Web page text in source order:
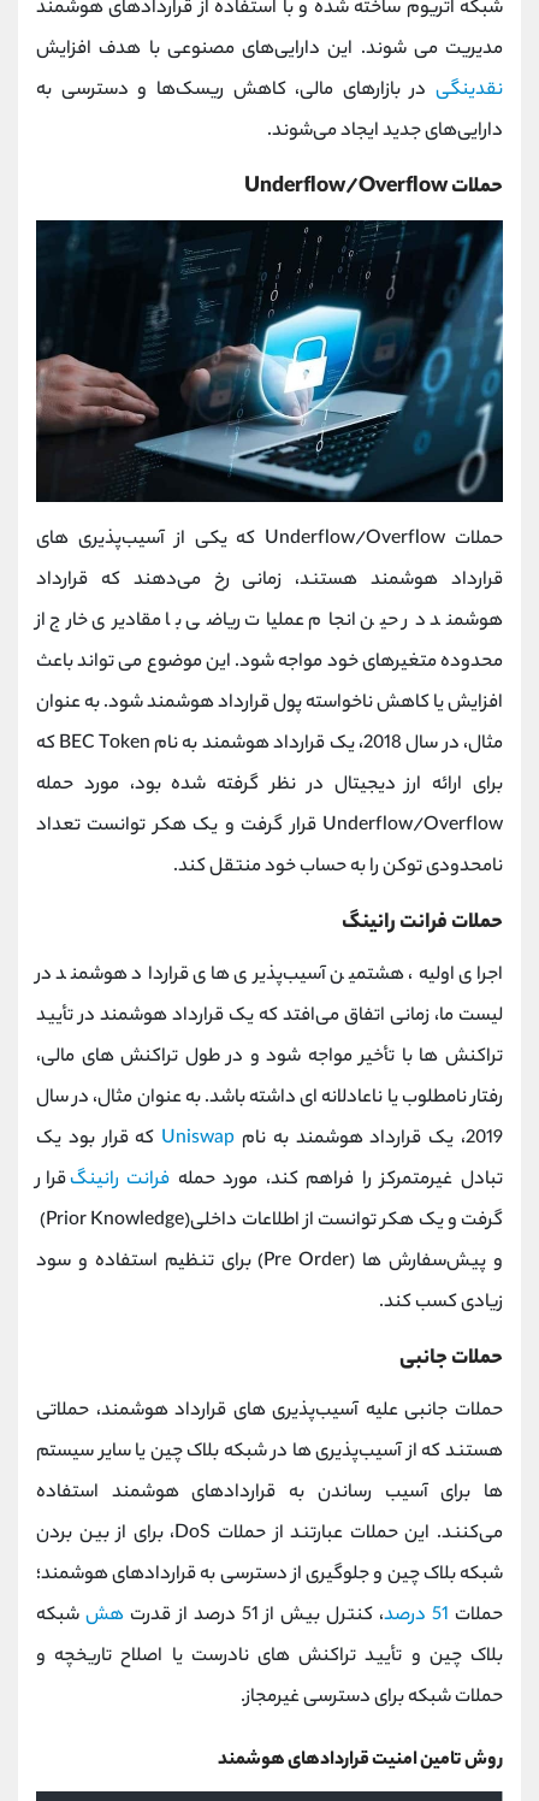
شبکه اتریوم ساخته شده و با استفاده از قراردادهای هوشمند
مدیریت می شوند. این دارایی‌های مصنوعی با هدف افزایش
نقدینگی در بازارهای مالی، کاهش ریسک‌ها و دسترسی به
دارایی‌های جدید ایجاد می‌شوند.
حملاتUnderflow/Overflow
حملات Underflow/Overflow که یکی از آسیب‌پذیری‌ های
قرارداد هوشمند هستند، زمانی رخ می‌دهند که قرارداد
هوشمند در حین انجام عملیات ریاضی با مقادیری خارج از
محدوده متغیرهای خود مواجه شود. این موضوع می تواند باعث
افزایش یا کاهش ناخواسته پول قرارداد هوشمند شود. به عنوان
مثال، در سال 2018، یک قرارداد هوشمند به نام
BEC Tokenکه
برای ارائه ارز دیجیتال در نظر گرفته شده بود، مورد حمله
Underflow/Overflow قرار گرفت و یک هکر توانست تعداد
نامحدودی توکن را به حساب خود منتقل کند.
حملات فرانت رانینگ
اجرای اولیه، هشتمین آسیب‌پذیری های قرارداد هوشمند در
لیست ما، زمانی اتفاق می‌افتد که یک قرارداد هوشمند در تأیید
تراکنش‌ ها با تأخیر مواجه شود و در طول تراکنش‌ های مالی،
رفتار نامطلوب یا ناعادلانه‌ ای داشته باشد. به عنوان مثال، در سال
2019، یک قرارداد هوشمند به نام
Uniswap که قرار بود یک
تبادل غیرمتمرکز را فراهم کند، مورد حمله فرانت رانینگقرار
گرفت و یک هکر توانست از اطلاعات داخلی(Prior Knowledge)
و پیش‌سفارش‌ ها (Pre Order) برای تنظیم استفاده و سود
زیادی کسب کند.
حملات جانبی
حملات جانبی علیه آسیب‌پذیری‌ های قرارداد هوشمند، حملاتی
هستند که از آسیب‌پذیری‌ ها در شبکه بلاک چین یا سایر سیستم‌
ها برای آسیب رساندن به قراردادهای هوشمند استفاده
می‌کنند. این حملات عبارتند از حملات DoS، برای از بین بردن
شبکه بلاک چین و جلوگیری از دسترسی به قراردادهای هوشمند؛
حملات 51 درصد ، کنترل بیش از 51 درصد از قدرت هش شبکه
بلاک چین و تأیید تراکنش های نادرست یا اصلاح تاریخچه و
حملات شبکه برای دسترسی غیرمجاز.
روش تامین امنیت قراردادهای هوشمند